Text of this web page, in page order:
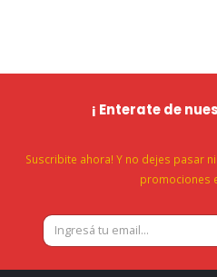
¡ Enterate de
Suscribite ahora! Y no dejes pasar
promociones